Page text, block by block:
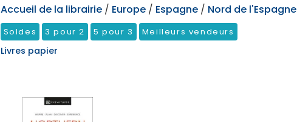
Accueil de la librairie / Europe / Espagne / Nord de l'Espagne
Soldes 3 pour 2 5 pour 3 Meilleurs vendeurs
Livres papier